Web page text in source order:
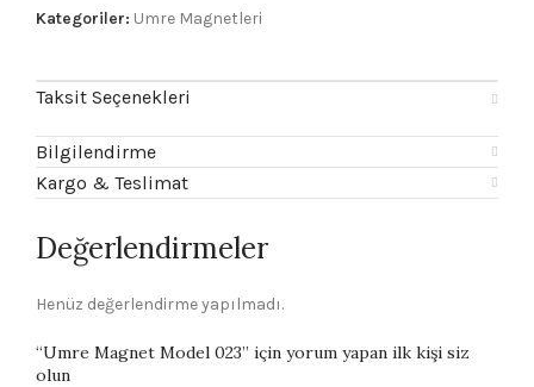
Kategoriler: Umre Magnetleri
Taksit Seçenekleri
Bilgilendirme
Kargo & Teslimat
Değerlendirmeler
Henüz değerlendirme yapılmadı.
“Umre Magnet Model 023” için yorum yapan ilk kişi siz
olun